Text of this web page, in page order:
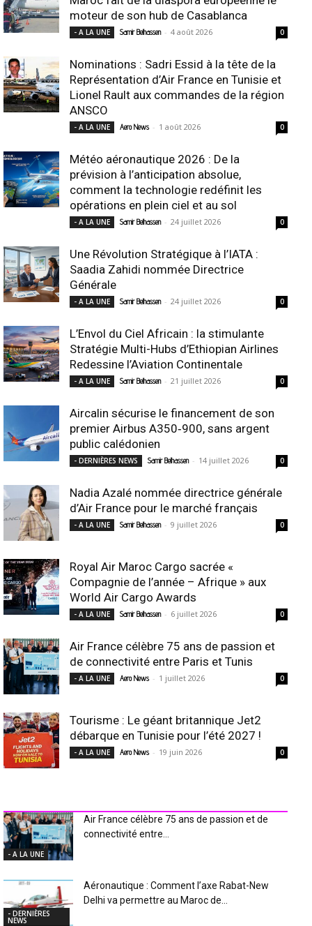
moteur de son hub de Casablanca
- A LA UNE Samir Belhassen - 4 août 2026 0
Nominations : Sadri Essid à la tête de la
Représentation d’Air France en Tunisie et
Lionel Rault aux commandes de la région
ANSCO
- A LA UNE Aero News - 1 août 2026 0
Météo aéronautique 2026 : De la
prévision à l’anticipation absolue,
comment la technologie redéfinit les
opérations en plein ciel et au sol
- A LA UNE Samir Belhassen - 24 juillet 2026 0
Une Révolution Stratégique à l’IATA :
Saadia Zahidi nommée Directrice
Générale
- A LA UNE Samir Belhassen - 24 juillet 2026 0
L’Envol du Ciel Africain : la stimulante
Stratégie Multi-Hubs d’Ethiopian Airlines
Redessine l’Aviation Continentale
- A LA UNE Samir Belhassen - 21 juillet 2026 0
Aircalin sécurise le financement de son
premier Airbus A350‑900, sans argent
public calédonien
- DERNIÈRES NEWS Samir Belhassen - 14 juillet 2026 0
Nadia Azalé nommée directrice générale
d’Air France pour le marché français
- A LA UNE Samir Belhassen - 9 juillet 2026 0
Royal Air Maroc Cargo sacrée «
Compagnie de l’année – Afrique » aux
World Air Cargo Awards
- A LA UNE Samir Belhassen - 6 juillet 2026 0
Air France célèbre 75 ans de passion et
de connectivité entre Paris et Tunis
- A LA UNE Aero News - 1 juillet 2026 0
Tourisme : Le géant britannique Jet2
débarque en Tunisie pour l’été 2027 !
- A LA UNE Aero News - 19 juin 2026 0
- A LA UNE
Air France célèbre 75 ans de passion et de
connectivité entre...
- DERNIÈRES
NEWS
Aéronautique : Comment l’axe Rabat-New
Delhi va permettre au Maroc de...